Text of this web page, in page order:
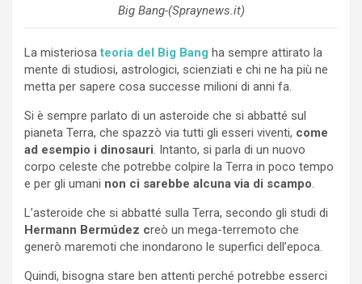
Big Bang-(Spraynews.it)
La misteriosa teoria del Big Bang ha sempre attirato la
mente di studiosi, astrologici, scienziati e chi ne ha più ne
metta per sapere cosa successe milioni di anni fa.
Si è sempre parlato di un asteroide che si abbatté sul
pianeta Terra, che spazzò via tutti gli esseri viventi, come
ad esempio i dinosauri. Intanto, si parla di un nuovo
corpo celeste che potrebbe colpire la Terra in poco tempo
e per gli umani non ci sarebbe alcuna via di scampo.
L’asteroide che si abbatté sulla Terra, secondo gli studi di
Hermann Bermúdez creò un mega-terremoto che
generò maremoti che inondarono le superfici dell’epoca.
Quindi, bisogna stare ben attenti perché potrebbe esserci